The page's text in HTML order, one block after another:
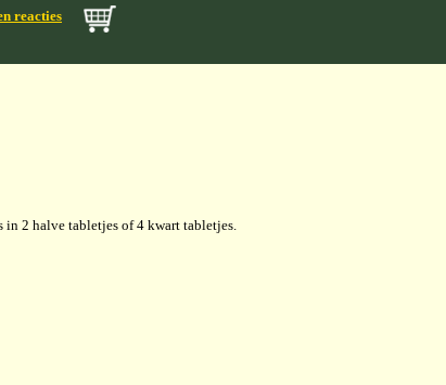
reacties
in 2 halve tabletjes of 4 kwart tabletjes.